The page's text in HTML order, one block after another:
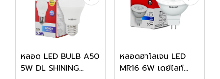
หลอด LED BULB A50
5W DL SHINING
หลอดฮาโลเจน LED
MR16 6W เดย์ไลท์